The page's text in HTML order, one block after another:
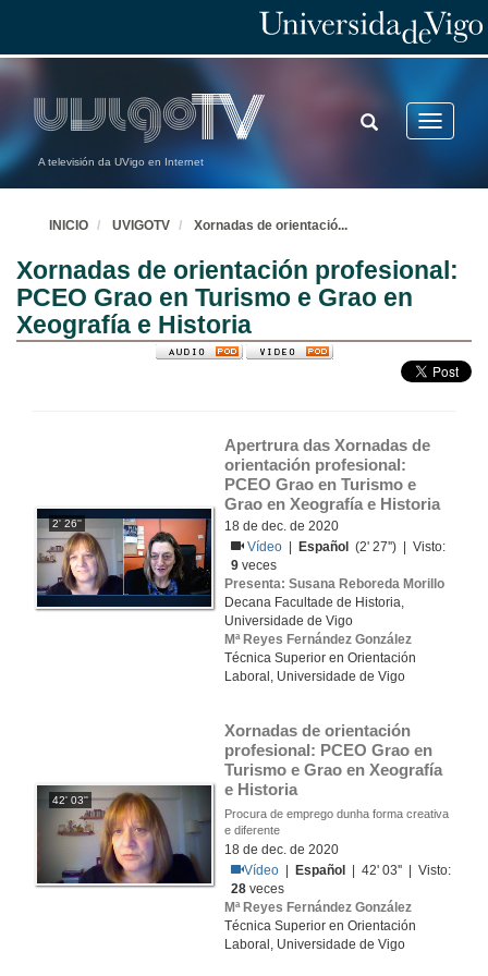
A televisión da UVigo en Internet
Toggle
TOGGLE
SEARCH
INICIO UVIGOTV Xornadas de orientació...
Xornadas de orientación profesional:
PCEO Grao en Turismo e Grao en
Xeografía e Historia
2' 26''
Apertrura das Xornadas de
orientación profesional:
PCEO Grao en Turismo e
Grao en Xeografía e Historia
18 de dec. de 2020
Vídeo
Español
(2' 27'') | Visto:
9 veces
Presenta: Susana Reboreda Morillo
Decana Facultade de Historia,
Universidade de Vigo
Mª Reyes Fernández González
Técnica Superior en Orientación
Laboral, Universidade de Vigo
42' 03''
Xornadas de orientación
profesional: PCEO Grao en
Turismo e Grao en Xeografía
e Historia
Procura de emprego dunha forma creativa
e diferente
18 de dec. de 2020
Vídeo
Español
| 42' 03'' | Visto:
28 veces
Mª Reyes Fernández González
Técnica Superior en Orientación
Laboral, Universidade de Vigo